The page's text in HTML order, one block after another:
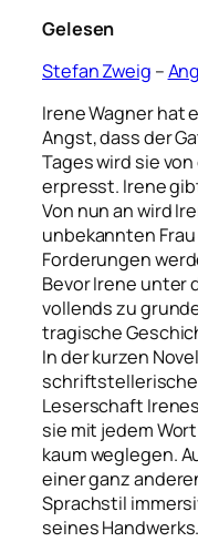
Gelesen
Stefan Zweig –
Irene Wagner hat
Angst, dass der
Tages wird sie
erpresst. Irene
Von nun an wird
unbekannten
Forderungen
Bevor Irene unter
vollends zu
tragische
In der kurzen
Leserschaft
sie mit jedem
kaum weglegen.
einer ganz
Sprachstil
seines Handwerks.